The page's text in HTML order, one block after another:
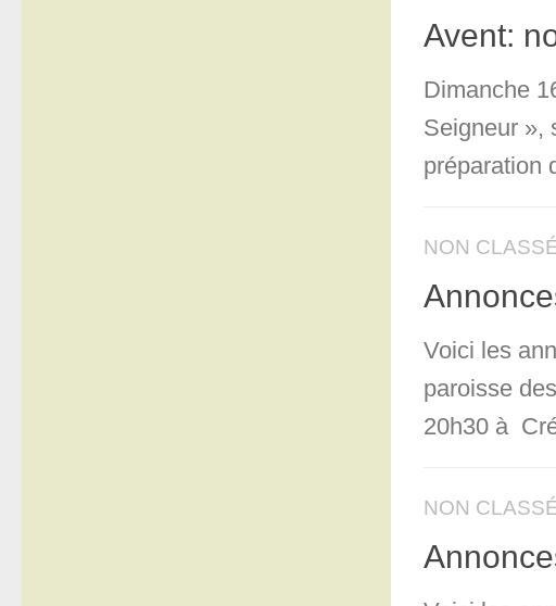
Avent:
Dimanche
Seigneur »,
préparation
NON
Voici les
paroisse
20h30 à
NON